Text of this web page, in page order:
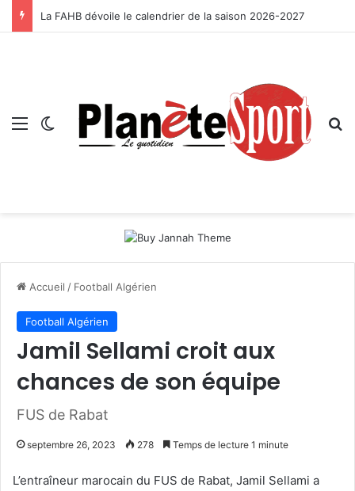
La FAHB dévoile le calendrier de la saison 2026-2027
Menu Switch skin
Accueil / Football Algérien
Football Algérien
Jamil Sellami croit aux
chances de son équipe
FUS de Rabat
septembre 26, 2023 278 Temps de lecture 1 minute
L’entraîneur marocain du FUS de Rabat, Jamil Sellami a